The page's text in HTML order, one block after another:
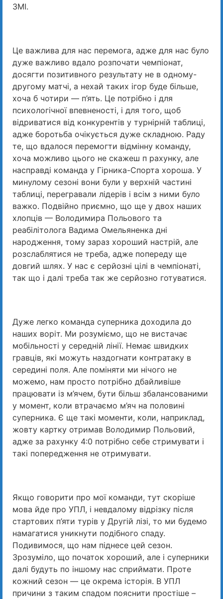
ЗМІ.
Це важлива для нас перемога, адже для нас було
дуже важливо вдало розпочати чемпіонат,
досягти позитивного результату не в одному-
другому матчі, а нехай таких ігор буде більше,
хоча б чотири — п’ять. Це потрібно і для
психологічної впевненості, і для того, щоб
відриватися від конкурентів у турнірній таблиці,
адже боротьба очікується дуже складною. Раду
те, що вдалося перемогти відмінну команду,
хоча можливо цього не скажеш п рахунку, але
насправді команда у Гірника-Спорта хороша. У
минулому сезоні вони були у верхній частині
таблиці, перегравали лідерів і всім з ними було
важко. Подвійно приємно, що ще у двох наших
хлопців — Володимира Польового та
реабілітолога Вадима Омельяненка дні
народження, тому зараз хороший настрій, але
розслаблятися не треба, адже попереду ще
довгий шлях. У нас є серйозні цілі в чемпіонаті,
так що і далі треба так же серйозно готуватися.
Дуже легко команда суперника доходила до
наших воріт. Ми розуміємо, що не вистачає
мобільності у середній лінії. Немає швидких
гравців, які можуть наздогнати контратаку в
середині поля. Але поміняти ми нічого не
можемо, нам просто потрібно дбайливіше
працювати із м’ячем, бути більш збалансованими
у момент, коли втрачаємо м’яч на половині
суперника. Є ще такі моменти, коли, наприклад,
жовту картку отримав Володимир Польовий,
адже за рахунку 4:0 потрібно себе стримувати і
такі попередження не отримувати.
Якщо говорити про мої команди, тут скоріше
мова йде про УПЛ, і невдалому відрізку після
стартових п’яти турів у Другій лізі, то ми будемо
намагатися уникнути подібного спаду.
Подивимося, що нам піднесе цей сезон.
Зрозуміло, що початок хороший, але і суперники
далі будуть по іншому нас сприймати. Проте
кожний сезон — це окрема історія. В УПЛ
причини з таким спадом пояснити простіше –